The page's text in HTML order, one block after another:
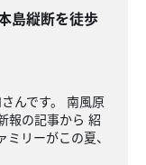
島縦断を徒歩
んです。 南風原
報の記事から 紹
リーがこの夏、